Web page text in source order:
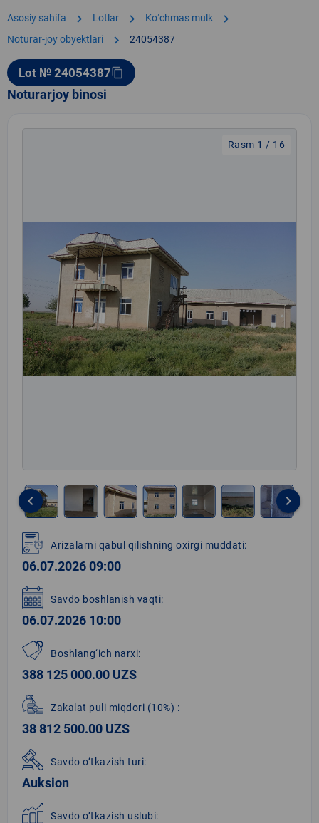
Asosiy sahifa chevron_right Lotlar chevron_right Koʻchmas mulk chevron_right
Noturar-joy obyektlari chevron_right 24054387
Lot № 24054387content_copy
Noturarjoy binosi
Rasm 1 / 16
1
of
16
keyboard_arrow_left keyboard_arrow_right
Arizalarni qabul qilishning oxirgi muddati:
06.07.2026 09:00
Savdo boshlanish vaqti:
06.07.2026 10:00
Boshlang‘ich narxi:
388 125 000.00 UZS
Zakalat puli miqdori (10%) :
38 812 500.00 UZS
Savdo o‘tkazish turi:
Auksion
Savdo o‘tkazish uslubi: